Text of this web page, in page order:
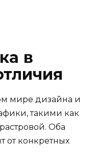
в
мире дизайна и
такими как
Оба
от конкретных